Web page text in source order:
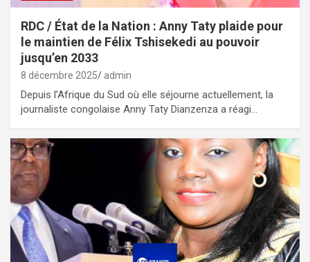
RDC / État de la Nation : Anny Taty plaide pour
le maintien de Félix Tshisekedi au pouvoir
jusqu’en 2033
8 décembre 2025 admin
Depuis l’Afrique du Sud où elle séjourne actuellement, la
journaliste congolaise Anny Taty Dianzenza a réagi…